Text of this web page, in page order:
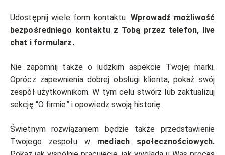
Udostępnij wiele form kontaktu. Wprowadź możliwość
bezpośredniego kontaktu z Tobą przez telefon, live
chat i formularz.
Nie zapomnij także o ludzkim aspekcie Twojej marki.
Oprócz zapewnienia dobrej obsługi klienta, pokaż swój
zespół użytkownikom. W tym celu stwórz lub zaktualizuj
sekcję “O firmie” i opowiedz swoją historię.
Świetnym rozwiązaniem będzie także przedstawienie
Twojego zespołu w mediach społecznościowych.